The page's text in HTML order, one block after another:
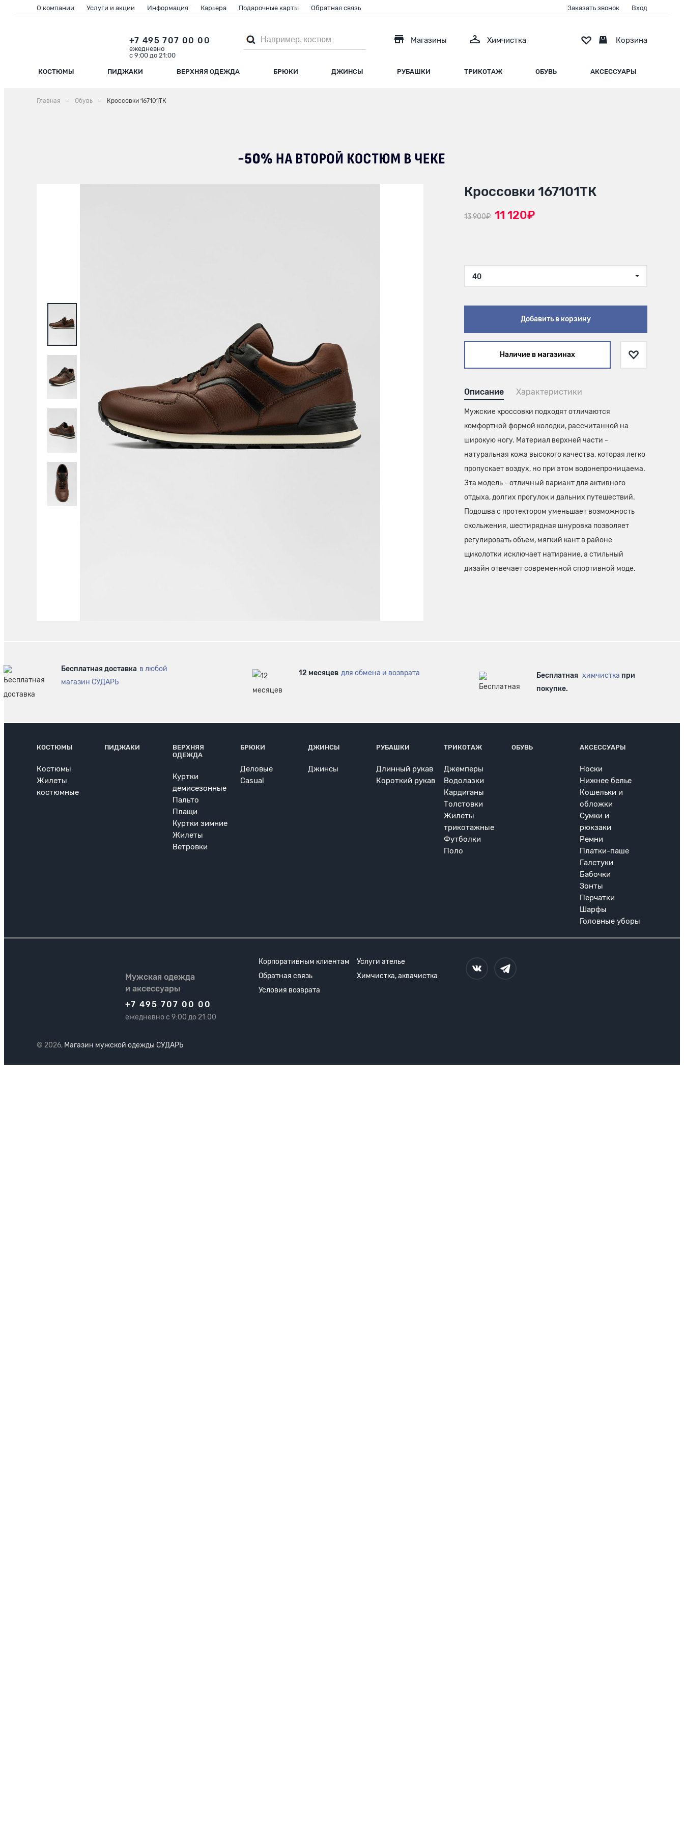
КОСТЮМЫ ПИДЖАКИ ВЕРХНЯЯ ОДЕЖДА БРЮКИ ДЖИНСЫ РУБАШКИ ТРИКОТАЖ ОБУВЬ АКСЕССУАРЫ
+7 495 707 00 00
ежедневно
с 9:00 до 21:00
Магазины Химчистка
О компании Услуги и акции Информация Карьера Подарочные карты Обратная связь Заказать звонок Вход
Корзина
Главная Обувь Кроссовки 167101ТК
Кроссовки 167101ТК
13 900₽ 11 120₽
40
Добавить в корзину
Наличие в магазинах
Описание Характеристики
Мужские кроссовки подходят отличаются
комфортной формой колодки, рассчитанной на
широкую ногу. Материал верхней части -
натуральная кожа высокого качества, которая легко
пропускает воздух, но при этом водонепроницаема.
Эта модель - отличный вариант для активного
отдыха, долгих прогулок и дальних путешествий.
Подошва с протектором уменьшает возможность
скольжения, шестирядная шнуровка позволяет
регулировать объем, мягкий кант в районе
щиколотки исключает натирание, а стильный
дизайн отвечает современной спортивной моде.
Бесплатная доставка в любой
магазин СУДАРЬ
12 месяцев для обмена и возврата Бесплатная химчистка при
покупке.
КОСТЮМЫ
Костюмы
Жилеты
костюмные
ПИДЖАКИ
ВЕРХНЯЯ
ОДЕЖДА
Куртки
демисезонные
Пальто
Плащи
Куртки зимние
Жилеты
Ветровки
БРЮКИ
Деловые
Casual
ДЖИНСЫ
Джинсы
РУБАШКИ
Длинный рукав
Короткий рукав
ТРИКОТАЖ
Джемперы
Водолазки
Кардиганы
Толстовки
Жилеты
трикотажные
Футболки
Поло
ОБУВЬ АКСЕССУАРЫ
Носки
Нижнее белье
Кошельки и
обложки
Сумки и
рюкзаки
Ремни
Платки-паше
Галстуки
Бабочки
Зонты
Перчатки
Шарфы
Головные уборы
Мужская одежда
и аксессуары
+7 495 707 00 00
ежедневно с 9:00 до 21:00
Корпоративным клиентам
Услуги ателье
Обратная связь
Химчистка, аквачистка
Условия возврата
© 2026, Магазин мужской одежды СУДАРЬ